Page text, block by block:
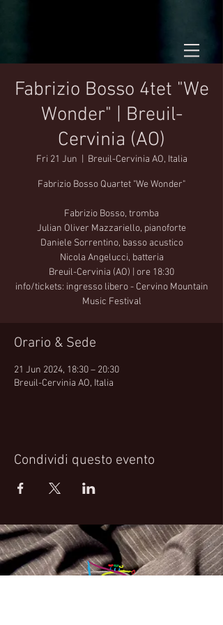
Fabrizio Bosso 4tet "We
Wonder" | Breuil-
Cervinia (AO)
Fri 21 Jun Breuil-Cervinia AO, Italia
Fabrizio Bosso Quartet "We Wonder"
Fabrizio Bosso, tromba
Julian Oliver Mazzariello, pianoforte
Daniele Sorrentino, basso acustico
Nicola Angelucci, batteria
Breuil-Cervinia (AO) | ore 18:30
info/tickets: ingresso libero - Cervino Mountain
Music Festival
Orario & Sede
21 Jun 2024, 18:30 – 20:30
Breuil-Cervinia AO, Italia
Condividi questo evento